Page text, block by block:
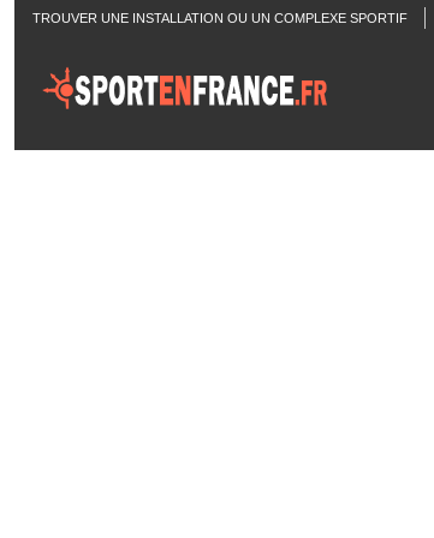
TROUVER UNE INSTALLATION OU UN COMPLEXE SPORTIF